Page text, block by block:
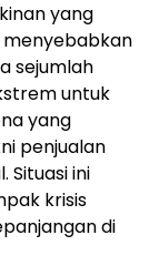
yang
sejumlah
untuk
yang
penjualan
Situasi ini
krisis
di